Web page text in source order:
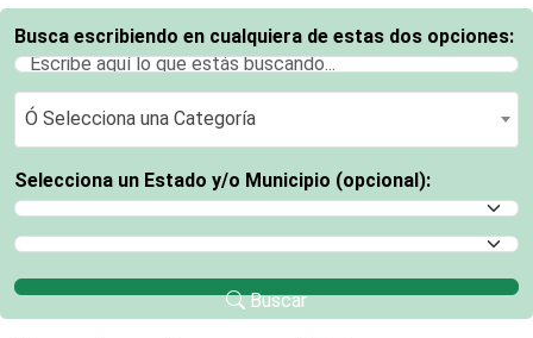
Busca escribiendo en cualquiera de estas dos opciones:
Ó Selecciona una Categoría
Ó Selecciona una Categoría
Selecciona un Estado y/o Municipio (opcional):
Selecciona un Estado
Selecciona un Municipio
Buscar